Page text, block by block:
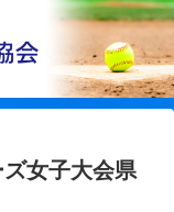
女子大会県